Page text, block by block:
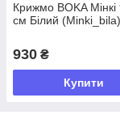
Крижмо BOKA Мінкі
см Білий (Minki_bila)
930 ₴
Купити